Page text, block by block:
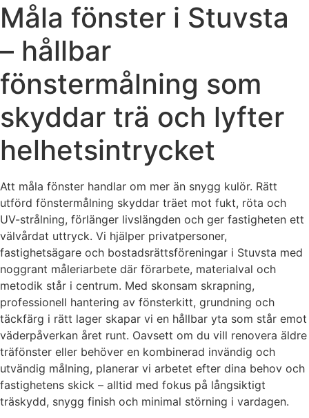
Måla fönster i Stuvsta
– hållbar
fönstermålning som
skyddar trä och lyfter
helhetsintrycket
Att måla fönster handlar om mer än snygg kulör. Rätt
utförd fönstermålning skyddar träet mot fukt, röta och
UV-strålning, förlänger livslängden och ger fastigheten ett
välvårdat uttryck. Vi hjälper privatpersoner,
fastighetsägare och bostadsrättsföreningar i Stuvsta med
noggrant måleriarbete där förarbete, materialval och
metodik står i centrum. Med skonsam skrapning,
professionell hantering av fönsterkitt, grundning och
täckfärg i rätt lager skapar vi en hållbar yta som står emot
väderpåverkan året runt. Oavsett om du vill renovera äldre
träfönster eller behöver en kombinerad invändig och
utvändig målning, planerar vi arbetet efter dina behov och
fastighetens skick – alltid med fokus på långsiktigt
träskydd, snygg finish och minimal störning i vardagen.